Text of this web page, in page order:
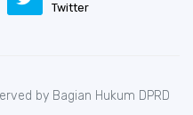
Twitter
by Bagian Hukum DPRD